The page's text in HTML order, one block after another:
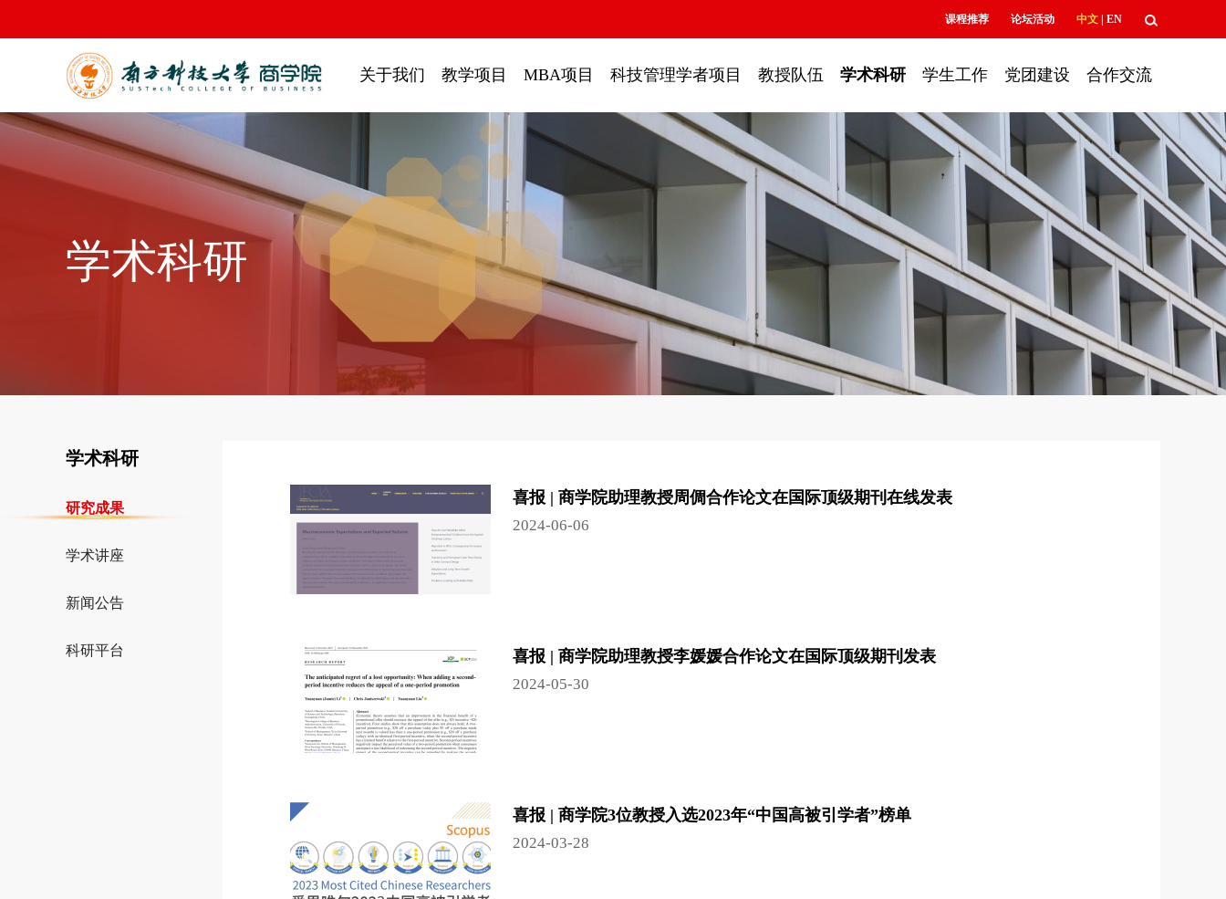
课程推荐 论坛活动 中文 EN
关于我们 教学项目 MBA项目 科技管理学者项目 教授队伍 学术科研 学生工作 党团建设 合作交流
学术科研
学术科研
研究成果
学术讲座
新闻公告
科研平台
喜报 | 商学院助理教授周倜合作论文在国际顶级期刊在线发表
2024-06-06
喜报 | 商学院助理教授李媛媛合作论文在国际顶级期刊发表
2024-05-30
喜报 | 商学院3位教授入选2023年“中国高被引学者”榜单
2024-03-28